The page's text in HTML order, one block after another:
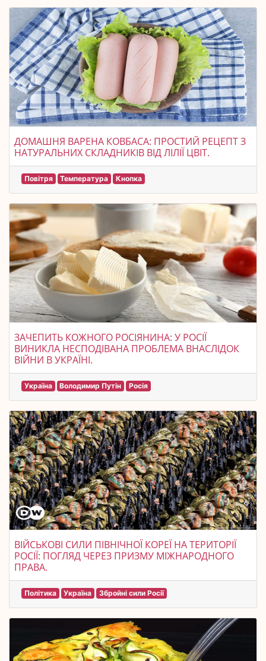
ДОМАШНЯ ВАРЕНА КОВБАСА: ПРОСТИЙ РЕЦЕПТ З
НАТУРАЛЬНИХ СКЛАДНИКІВ ВІД ЛІЛІЇ ЦВІТ.
Повітря Температура Кнопка
ЗАЧЕПИТЬ КОЖНОГО РОСІЯНИНА: У РОСІЇ
ВИНИКЛА НЕСПОДІВАНА ПРОБЛЕМА ВНАСЛІДОК
ВІЙНИ В УКРАЇНІ.
Україна Володимир Путін Росія
ВІЙСЬКОВІ СИЛИ ПІВНІЧНОЇ КОРЕЇ НА ТЕРИТОРІЇ
РОСІЇ: ПОГЛЯД ЧЕРЕЗ ПРИЗМУ МІЖНАРОДНОГО
ПРАВА.
Політика Україна Збройні сили Росії